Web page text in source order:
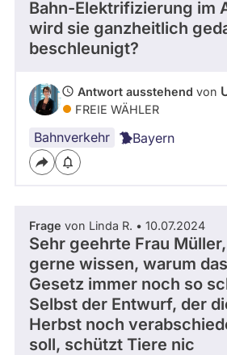
Bahn-Elektrifizierung im
wird sie ganzheitlich
beschleunigt?
Antwort ausstehend von
FREIE WÄHLER
Bahnverkehr Bayern
Frage von Linda R. • 10.07.2024
Sehr geehrte Frau
gerne wissen, warum
Gesetz immer noch so
Selbst der Entwurf, der
Herbst noch
soll, schützt Tiere nic